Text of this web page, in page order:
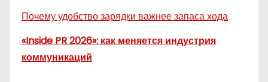
Почему удобство зарядки важнее запаса хода
«Inside PR 2026»: как меняется индустрия
коммуникаций